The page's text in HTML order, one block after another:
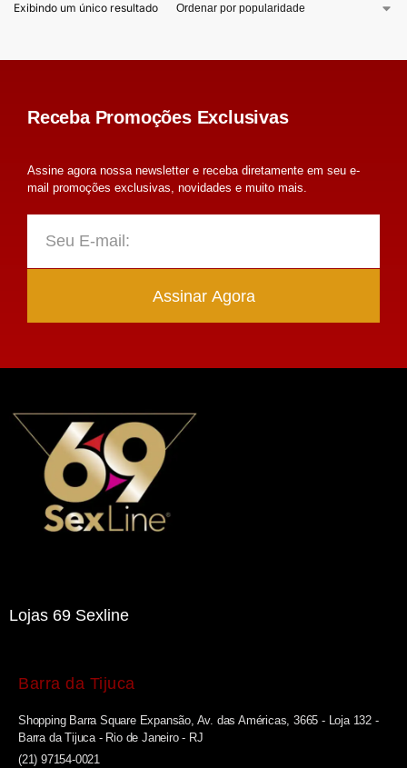
Exibindo um único resultado
Receba Promoções Exclusivas
Assine agora nossa newsletter e receba diretamente em seu e-
mail promoções exclusivas, novidades e muito mais.
Assinar Agora
Lojas 69 Sexline
Barra da Tijuca
Shopping Barra Square Expansão, Av. das Américas, 3665 - Loja 132 -
Barra da Tijuca - Rio de Janeiro - RJ
(21) 97154-0021